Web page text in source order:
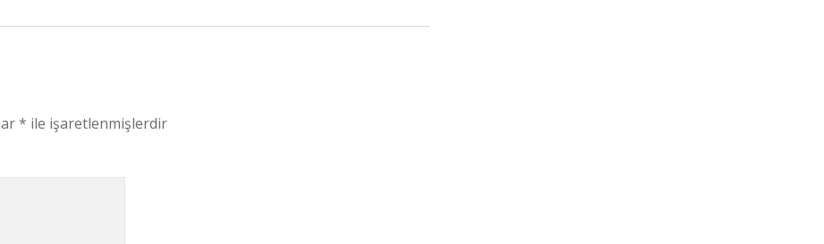
* ile işaretlenmişlerdir